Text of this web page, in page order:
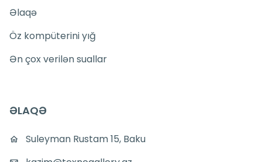
Əlaqə
Öz kompüterini yığ
Ən çox verilən suallar
ƏLAQƏ
Suleyman Rustam 15, Baku